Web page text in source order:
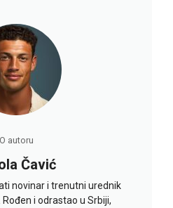
O autoru
Čavić
novinar i trenutni urednik
i odrastao u Srbiji,